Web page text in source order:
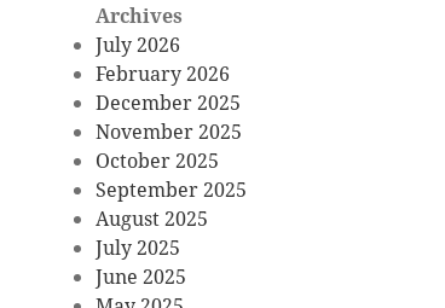
Archives
July 2026
February 2026
December 2025
November 2025
October 2025
September 2025
August 2025
July 2025
June 2025